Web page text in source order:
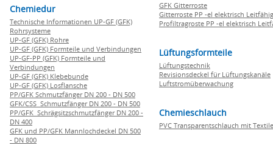
Chemiedur
Technische Informationen UP-GF (GFK)
Rohrsysteme
UP-GF (GFK) Rohre
UP-GF (GFK) Formteile und Verbindungen
UP-GF-PP (GFK) Formteile und
Verbindungen
UP-GF (GFK) Klebebunde
UP-GF (GFK) Losflansche
PP/GFK Schmutzfänger DN 200 - DN 500
GFK/CSS Schmutzfänger DN 200 - DN 500
PP/GFK Schrägsitzschmutzfänger DN 200 -
DN 400
GFK und PP/GFK Mannlochdeckel DN 500
- DN 800
GFK Gitterroste
Gitterroste PP -el elektrisch Leitfähig
Profiltragroste PP -el elektrisch
Lüftungsformteile
Lüftungstechnik
Revisionsdeckel für Lüftungskanäle
Luftstromüberwachung
Chemieschlauch
PVC Transparentschlauch mit